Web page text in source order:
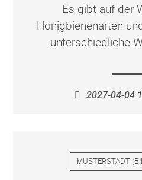
Es gibt auf der
Honigbienenarten
unterschiedliche
2027-04-04
MUSTERSTADT(